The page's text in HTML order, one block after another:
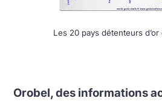
Les 20 pays détenteurs
Orobel, des informations